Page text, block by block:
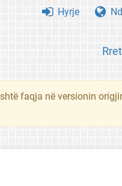
Hyrje
faqja në versionin